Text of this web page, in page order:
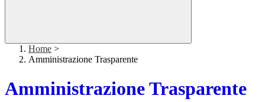
Home >
Amministrazione Trasparente
Amministrazione Trasparente